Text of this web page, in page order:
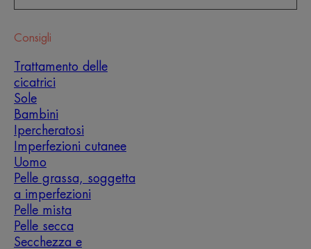
Consigli
Trattamento delle
cicatrici
Sole
Bambini
Ipercheratosi
Imperfezioni cutanee
Uomo
Pelle grassa, soggetta
a imperfezioni
Pelle mista
Pelle secca
Secchezza e